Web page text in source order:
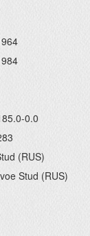
0.0
(RUS)
Stud (RUS)